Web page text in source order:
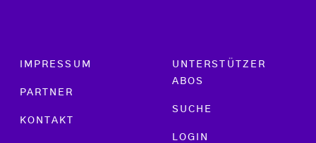
Footer menu
IMPRESSUM
PARTNER
KONTAKT
UNTERSTÜTZER
ABOS
SUCHE
LOGIN